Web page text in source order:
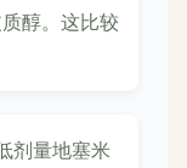
醇。这比较
剂量地塞米